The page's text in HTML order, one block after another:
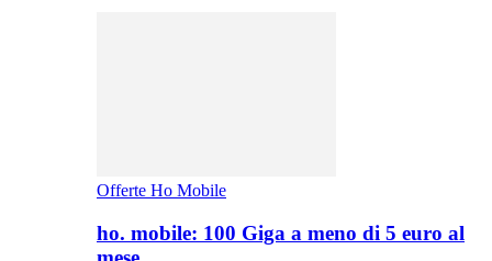
Offerte Ho Mobile
ho. mobile: 100 Giga a meno di 5 euro al